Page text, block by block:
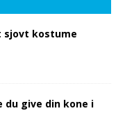
sjovt kostume
du give din kone i